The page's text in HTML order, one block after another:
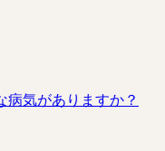
病気がありますか？